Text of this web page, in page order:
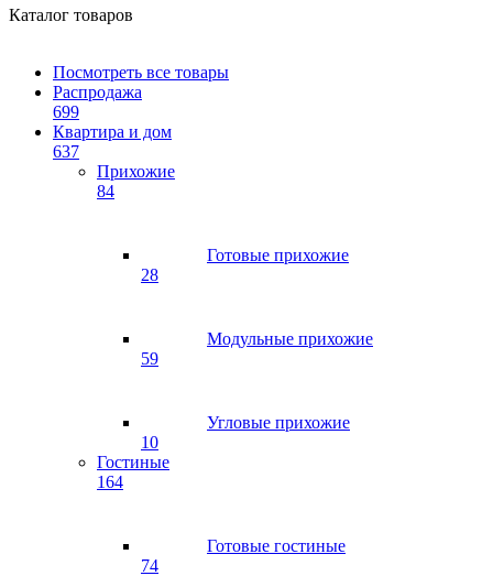
Каталог товаров
Посмотреть все товары
Распродажа
699
Квартира и дом
637
Прихожие
84
Готовые прихожие
28
Модульные прихожие
59
Угловые прихожие
10
Гостиные
164
Готовые гостиные
74